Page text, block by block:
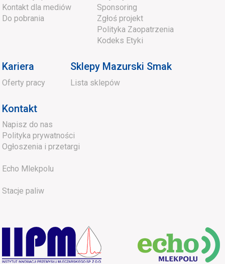
Kontakt dla mediów
Do pobrania
Sponsoring
Zgłoś projekt
Polityka Zaopatrzenia
Kodeks Etyki
Kariera
Oferty pracy
Sklepy Mazurski Smak
Lista sklepów
Kontakt
Napisz do nas
Polityka prywatności
Ogłoszenia i przetargi
Echo Mlekpolu
Stacje paliw